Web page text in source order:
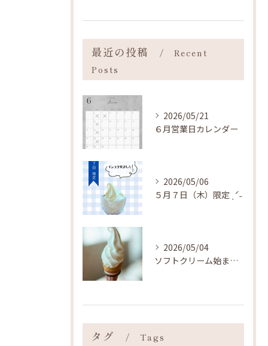
最近の投稿
Recent
Posts
2026/05/21
６月営業日カレンダー
2026/05/06
５月７日（木）限定 ˎˊ˗
2026/05/04
ソフトクリーム始まりました ˎˊ˗
タグ Tags